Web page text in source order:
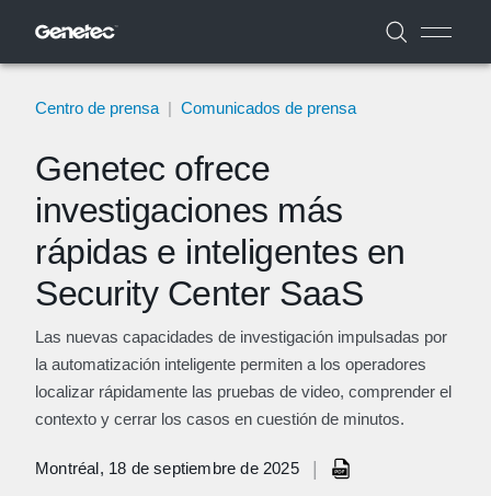
Centro de prensa | Comunicados de prensa
Genetec ofrece
investigaciones más
rápidas e inteligentes en
Security Center SaaS
Las nuevas capacidades de investigación impulsadas por
la automatización inteligente permiten a los operadores
localizar rápidamente las pruebas de video, comprender el
contexto y cerrar los casos en cuestión de minutos.
Montréal, 18 de septiembre de 2025